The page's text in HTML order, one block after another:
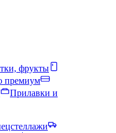
фрукты
премиум
Прилавки и